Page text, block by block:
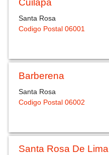
Santa Rosa
Codigo Postal 06001
Barberena
Santa Rosa
Codigo Postal 06002
Santa Rosa De Lima